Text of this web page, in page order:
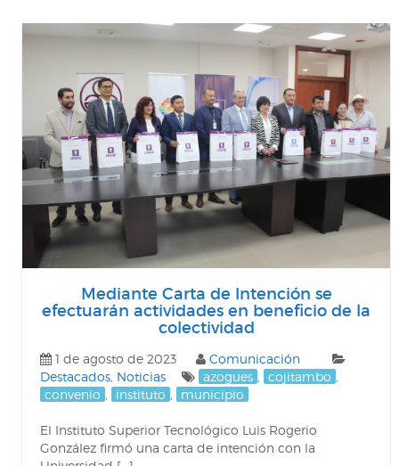
Mediante Carta de Intención se
efectuarán actividades en beneficio de la
colectividad
1 de agosto de 2023
Comunicación
Destacados Noticias azogues cojitambo
convenio
instituto municipio
El Instituto Superior Tecnológico Luis Rogerio
González firmó una carta de intención con la